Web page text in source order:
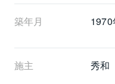
築年月 1970
施主 秀和